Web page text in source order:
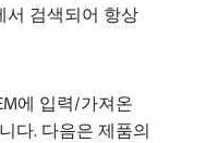
서 검색되어 항상
에 입력/가져온
다. 다음은 제품의